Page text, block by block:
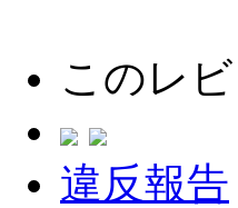
このレ
違反報告